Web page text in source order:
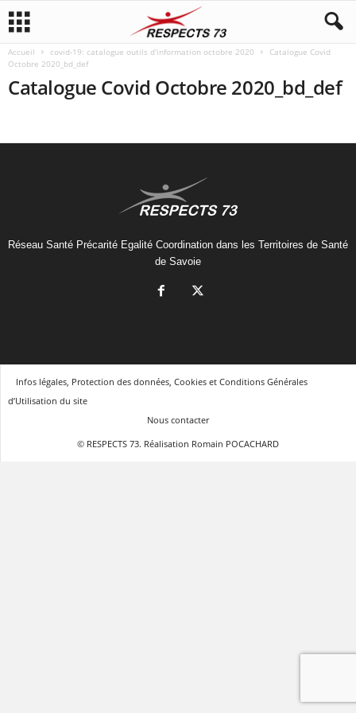
Accueil covid-19: catalogue outils d’information octobre 2020
Catalogue Covid
Octobre 2020_bd_def
Catalogue Covid Octobre 2020_bd_def
Réseau Santé Précarité Egalité Coordination dans les Territoires de Santé
de Savoie
Infos légales, Protection des données, Cookies et Conditions Générales
d’Utilisation du site
Nous contacter
© RESPECTS 73. Réalisation Romain POCACHARD